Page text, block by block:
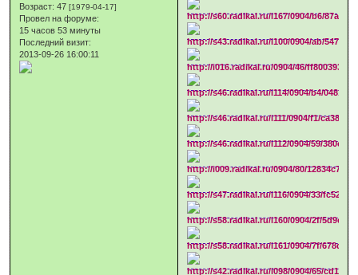
Возраст: 47[1979-04-17]
Провел на форуме:
15 часов 53 минуты
Последний визит:
2013-09-26 16:00:11